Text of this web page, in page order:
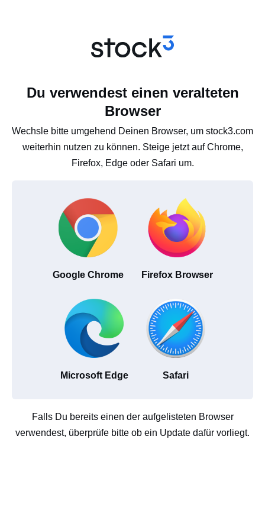
Du verwendest einen veralteten
Browser
Wechsle bitte umgehend Deinen Browser, um stock3.com
weiterhin nutzen zu können. Steige jetzt auf Chrome,
Firefox, Edge oder Safari um.
Google Chrome Firefox Browser
Microsoft Edge Safari
Falls Du bereits einen der aufgelisteten Browser
verwendest, überprüfe bitte ob ein Update dafür vorliegt.